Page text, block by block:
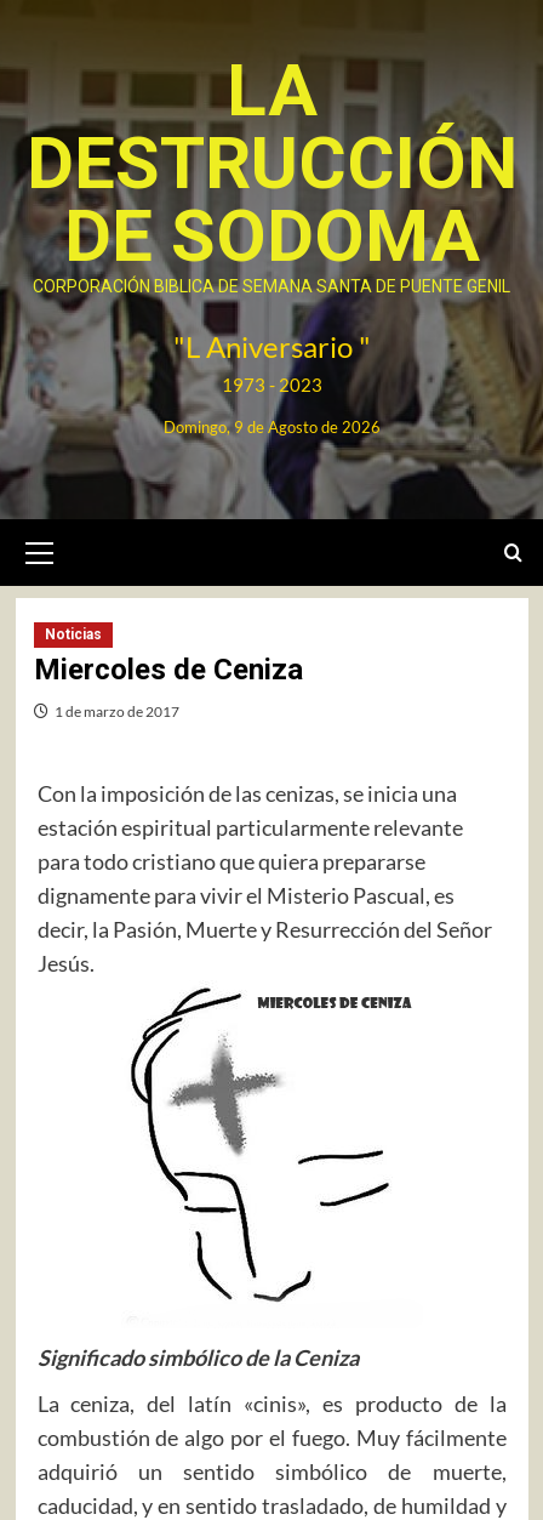
contenido
LA
DESTRUCCIÓN
DE SODOMA
CORPORACIÓN BIBLICA DE SEMANA SANTA DE PUENTE GENIL
"L Aniversario "
1973 - 2023
Domingo, 9 de Agosto de 2026
primario
Noticias
Miercoles de Ceniza
1 de marzo de 2017
Con la imposición de las cenizas, se inicia una
estación espiritual particularmente relevante
para todo cristiano que quiera prepararse
dignamente para vivir el Misterio Pascual, es
decir, la Pasión, Muerte y Resurrección del Señor
Jesús.
Significado simbólico de la Ceniza
La ceniza, del latín «cinis», es producto de la
combustión de algo por el fuego. Muy fácilmente
adquirió un sentido simbólico de muerte,
caducidad, y en sentido trasladado, de humildad y